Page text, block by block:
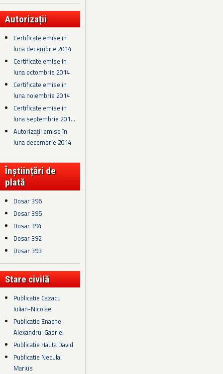
Autorizații
Certificate emise in
luna decembrie 2014
Certificate emise in
luna octombrie 2014
Certificate emise in
luna noiembrie 2014
Certificate emise in
luna septembrie 201...
Autorizații emise în
luna decembrie 2014
Înștiințări de
plată
Dosar 396
Dosar 395
Dosar 394
Dosar 392
Dosar 393
Stare civilă
Publicatie Cazacu
Iulian-Nicolae
Publicatie Enache
Alexandru-Gabriel
Publicatie Hauta David
Publicatie Neculai
Marius